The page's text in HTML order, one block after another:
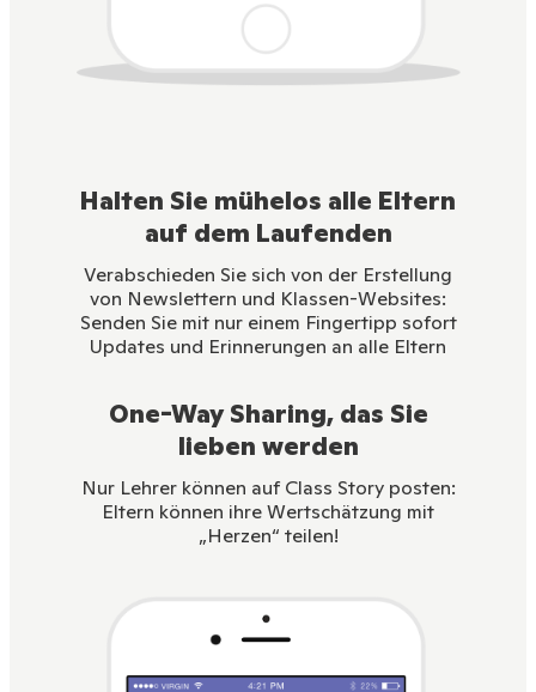
Halten Sie mühelos alle Eltern
auf dem Laufenden
Verabschieden Sie sich von der Erstellung
von Newslettern und Klassen-Websites:
Senden Sie mit nur einem Fingertipp sofort
Updates und Erinnerungen an alle Eltern
One-Way Sharing, das Sie
lieben werden
Nur Lehrer können auf Class Story posten:
Eltern können ihre Wertschätzung mit
„Herzen“ teilen!